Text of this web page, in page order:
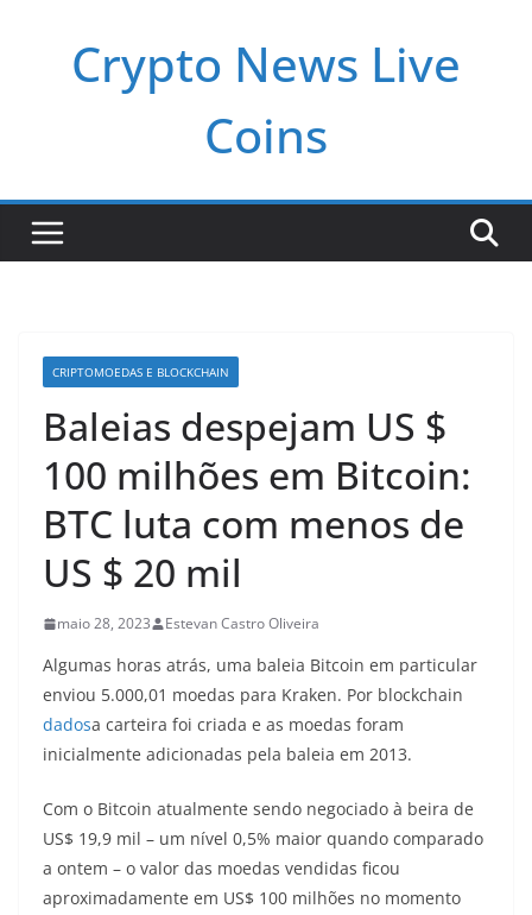
Crypto News Live
Coins
CRIPTOMOEDAS E BLOCKCHAIN
Baleias despejam US $
100 milhões em Bitcoin:
BTC luta com menos de
US $ 20 mil
maio 28, 2023 Estevan Castro Oliveira
Algumas horas atrás, uma baleia Bitcoin em particular
enviou 5.000,01 moedas para Kraken. Por blockchain
dadosa carteira foi criada e as moedas foram
inicialmente adicionadas pela baleia em 2013.
Com o Bitcoin atualmente sendo negociado à beira de
US$ 19,9 mil – um nível 0,5% maior quando comparado
a ontem – o valor das moedas vendidas ficou
aproximadamente em US$ 100 milhões no momento